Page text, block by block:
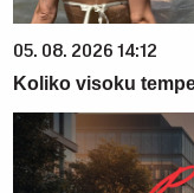
05. 08. 2026 14:12
Koliko visoku